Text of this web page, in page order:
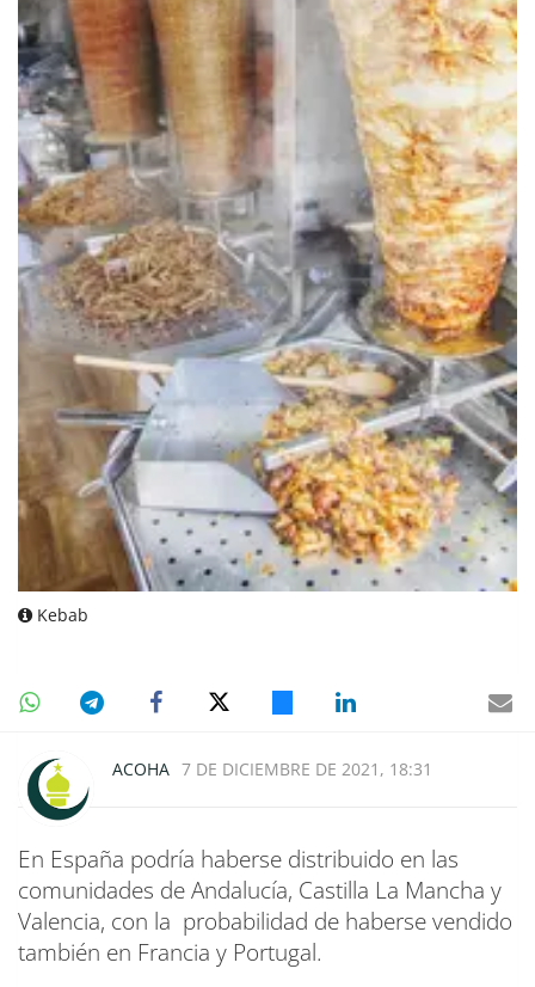
Kebab
ACOHA 7 DE DICIEMBRE DE 2021, 18:31
En España podría haberse distribuido en las
comunidades de Andalucía, Castilla La Mancha y
Valencia, con la probabilidad de haberse vendido
también en Francia y Portugal.